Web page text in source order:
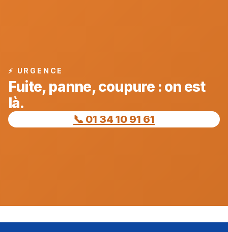
⚡ URGENCE
Fuite, panne, coupure : on est
là.
📞 01 34 10 91 61